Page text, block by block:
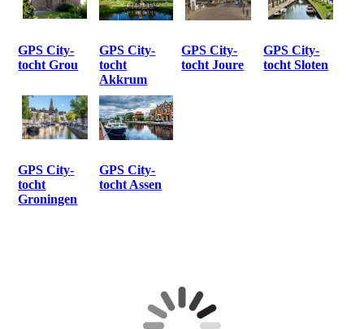
GPS City-
tocht Grou
GPS City-
tocht
Akkrum
GPS City-
tocht Joure
GPS City-
tocht Sloten
GPS City-
tocht
Groningen
GPS City-
tocht Assen